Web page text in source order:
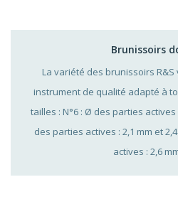
Brunissoirs
La variété des brunissoirs R&S
instrument de qualité adapté à
tailles : N°6 : Ø des parties actives
des parties actives : 2,1 mm et
actives : 2,6